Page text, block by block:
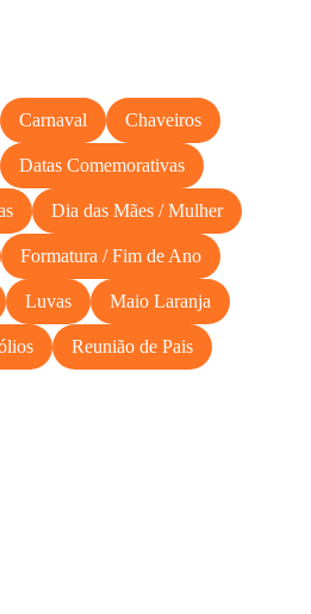
Carnaval Chaveiros
Datas Comemorativas
Dia das Mães / Mulher
Formatura / Fim de Ano
Luvas Maio Laranja
Reunião de Pais